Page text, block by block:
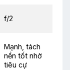
f/2
Mạnh, tách
nền tốt nhờ
tiêu cự